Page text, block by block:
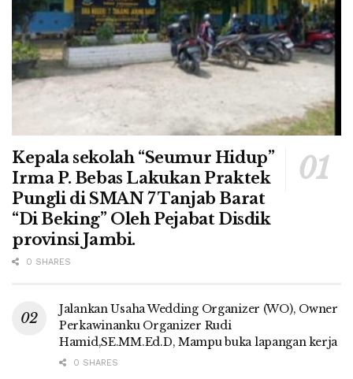
Kepala sekolah “Seumur Hidup”
Irma P. Bebas Lakukan Praktek
Pungli di SMAN 7 Tanjab Barat
“Di Beking” Oleh Pejabat Disdik
provinsi Jambi.
0 SHARES
Jalankan Usaha Wedding Organizer (WO), Owner
Perkawinanku Organizer Rudi
Hamid,SE.MM.Ed.D, Mampu buka lapangan kerja
0 SHARES